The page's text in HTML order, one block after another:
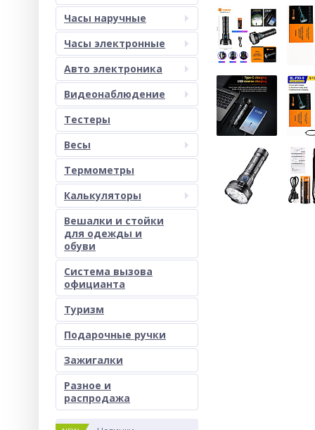
Часы наручные
Часы электронные
Авто электроника
Видеонаблюдение
Тестеры
Весы
Термометры
Калькуляторы
Вешалки и стойки
для одежды и
обуви
Система вызова
официанта
Туризм
Подарочные ручки
Зажигалки
Разное и
раcпродажа